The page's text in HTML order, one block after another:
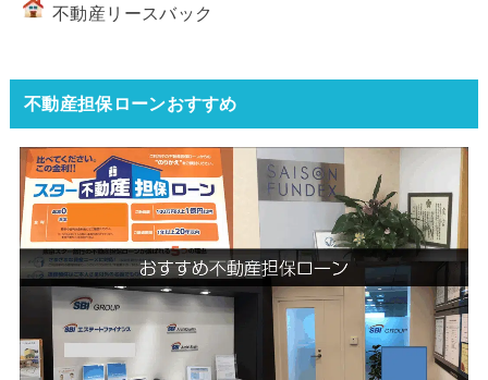
不動産リースバック
不動産担保ローンおすすめ